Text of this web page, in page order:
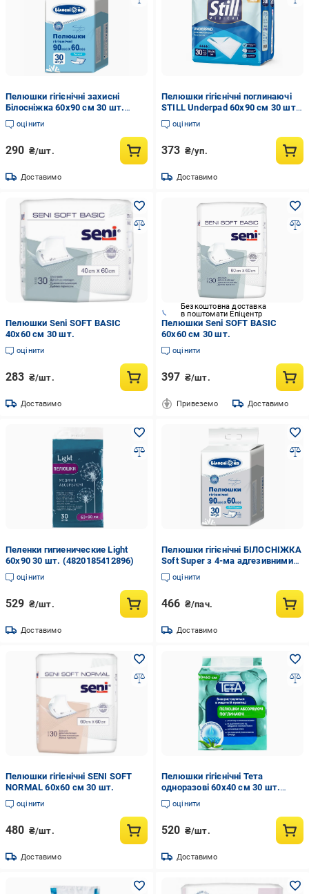
Пелюшки гігієнічні захисні
Білосніжка 60х90 см 30 шт.
(000006404)
оцінити
290 ₴/шт.
Доставимо
Пелюшки гігієнічні поглинаючі
STILL Underpad 60x90 см 30 шт.
(000006272)
оцінити
373 ₴/уп.
Доставимо
Пелюшки Seni SOFT BASIC
40x60 см 30 шт.
оцінити
283 ₴/шт.
Доставимо
Безкоштовна доставка
в поштомати Епіцентр
Пелюшки Seni SOFT BASIC
60x60 см 30 шт.
оцінити
397 ₴/шт.
Привеземо Доставимо
Пеленки гигиенические Light
60х90 30 шт. (4820185412896)
оцінити
529 ₴/шт.
Доставимо
Пелюшки гігієнічні БІЛОСНІЖКА
Soft Super з 4-ма адгезивними
кутами 60х90 см №30
(000006154)
оцінити
466 ₴/пач.
Доставимо
Пелюшки гігієнічні SENI SOFT
NORMAL 60х60 см 30 шт.
оцінити
480 ₴/шт.
Доставимо
Пелюшки гігієнічні Тета
одноразові 60х40 см 30 шт.
(4820185411493)
оцінити
520 ₴/шт.
Доставимо